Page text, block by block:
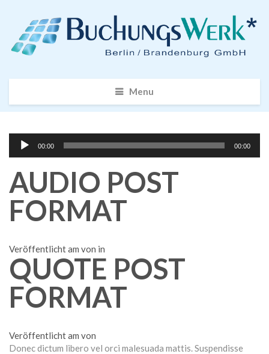
Menu
Audio-
Player
00:00 00:00
AUDIO POST
FORMAT
Veröffentlicht am von in
QUOTE POST
FORMAT
Veröffentlicht am von
Donec dictum libero vel orci malesuada mattis. Suspendisse